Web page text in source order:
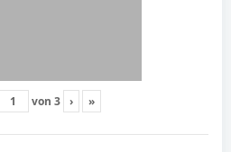
von 3 › »